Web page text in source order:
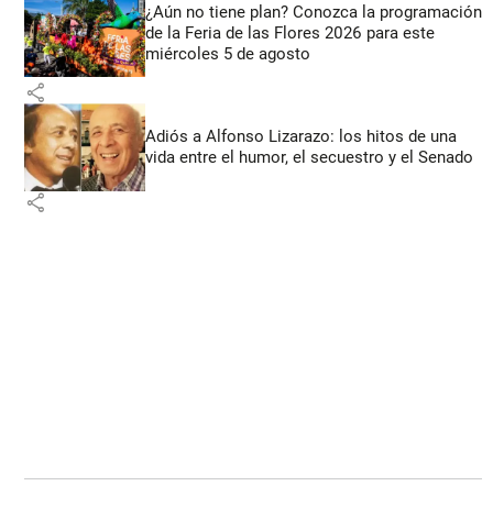
¿Aún no tiene plan? Conozca la programación
de la Feria de las Flores 2026 para este
miércoles 5 de agosto
share
Adiós a Alfonso Lizarazo: los hitos de una
vida entre el humor, el secuestro y el Senado
share